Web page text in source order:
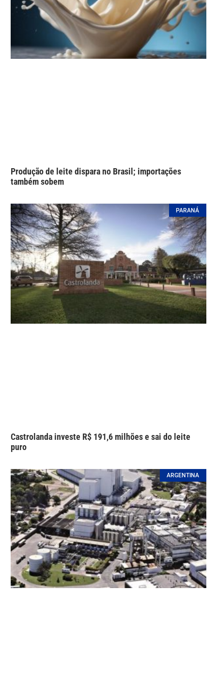
Produção de leite dispara no Brasil; importações
também sobem
PARANÁ
Castrolanda investe R$ 191,6 milhões e sai do leite
puro
ARGENTINA